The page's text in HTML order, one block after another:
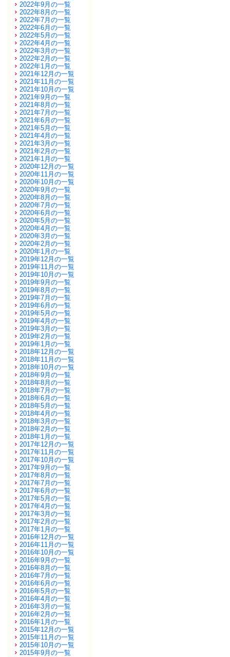
2022年9月の一覧
2022年8月の一覧
2022年7月の一覧
2022年6月の一覧
2022年5月の一覧
2022年4月の一覧
2022年3月の一覧
2022年2月の一覧
2022年1月の一覧
2021年12月の一覧
2021年11月の一覧
2021年10月の一覧
2021年9月の一覧
2021年8月の一覧
2021年7月の一覧
2021年6月の一覧
2021年5月の一覧
2021年4月の一覧
2021年3月の一覧
2021年2月の一覧
2021年1月の一覧
2020年12月の一覧
2020年11月の一覧
2020年10月の一覧
2020年9月の一覧
2020年8月の一覧
2020年7月の一覧
2020年6月の一覧
2020年5月の一覧
2020年4月の一覧
2020年3月の一覧
2020年2月の一覧
2020年1月の一覧
2019年12月の一覧
2019年11月の一覧
2019年10月の一覧
2019年9月の一覧
2019年8月の一覧
2019年7月の一覧
2019年6月の一覧
2019年5月の一覧
2019年4月の一覧
2019年3月の一覧
2019年2月の一覧
2019年1月の一覧
2018年12月の一覧
2018年11月の一覧
2018年10月の一覧
2018年9月の一覧
2018年8月の一覧
2018年7月の一覧
2018年6月の一覧
2018年5月の一覧
2018年4月の一覧
2018年3月の一覧
2018年2月の一覧
2018年1月の一覧
2017年12月の一覧
2017年11月の一覧
2017年10月の一覧
2017年9月の一覧
2017年8月の一覧
2017年7月の一覧
2017年6月の一覧
2017年5月の一覧
2017年4月の一覧
2017年3月の一覧
2017年2月の一覧
2017年1月の一覧
2016年12月の一覧
2016年11月の一覧
2016年10月の一覧
2016年9月の一覧
2016年8月の一覧
2016年7月の一覧
2016年6月の一覧
2016年5月の一覧
2016年4月の一覧
2016年3月の一覧
2016年2月の一覧
2016年1月の一覧
2015年12月の一覧
2015年11月の一覧
2015年10月の一覧
2015年9月の一覧